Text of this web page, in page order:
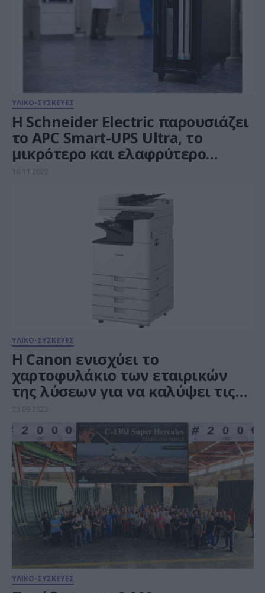
ΥΛΙΚΟ-ΣΥΣΚΕΥΕΣ
Η Schneider Electric παρουσιάζει
το APC Smart-UPS Ultra, το
μικρότερο και ελαφρύτερο
μονοφασικό UPS 3kW & 5kW της
16.11.2022
ΥΛΙΚΟ-ΣΥΣΚΕΥΕΣ
Η Canon ενισχύει το
χαρτοφυλάκιο των εταιρικών
της λύσεων για να καλύψει τις
εξελισσόμενες ανάγκες
υβριδικής εργασίας
23.09.2022
ΥΛΙΚΟ-ΣΥΣΚΕΥΕΣ